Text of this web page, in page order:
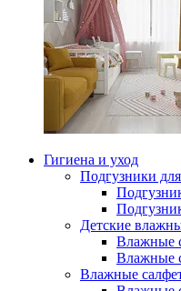
Гигиена и уход
Подгузники
Детские
Влажные
Влажные
Влажные